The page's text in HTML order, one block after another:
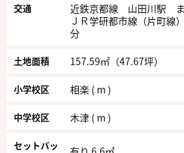
交通
近鉄京都線 山田川駅 ま
ＪＲ学研都市線（片町
分
土地面積 157.59㎡（47.67坪）
小学校区 相楽 ( m )
中学校区 木津 ( m )
セットバッ